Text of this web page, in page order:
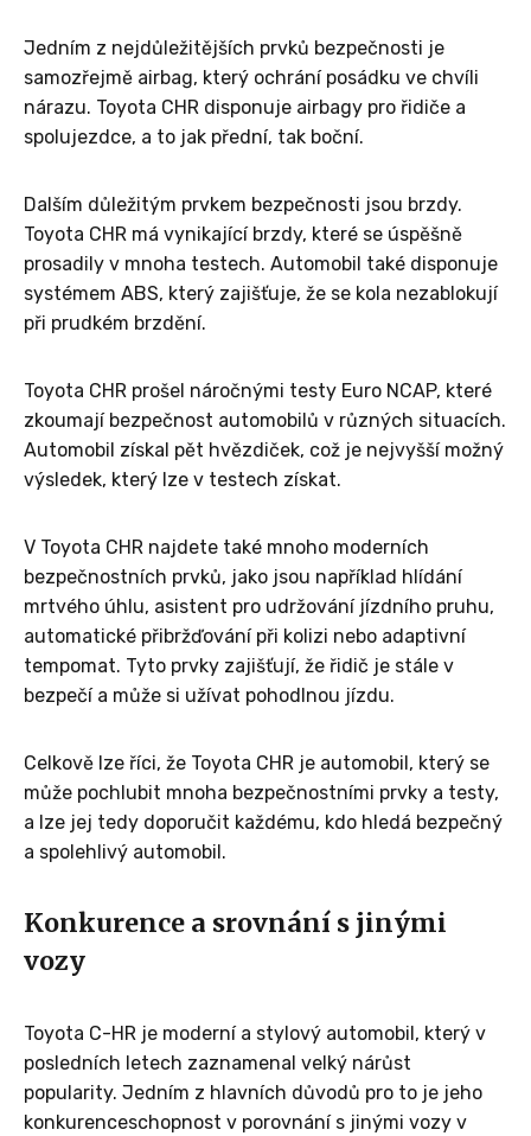
Jedním z nejdůležitějších prvků bezpečnosti je
samozřejmě airbag, který ochrání posádku ve chvíli
nárazu. Toyota CHR disponuje airbagy pro řidiče a
spolujezdce, a to jak přední, tak boční.
Dalším důležitým prvkem bezpečnosti jsou brzdy.
Toyota CHR má vynikající brzdy, které se úspěšně
prosadily v mnoha testech. Automobil také disponuje
systémem ABS, který zajišťuje, že se kola nezablokují
při prudkém brzdění.
Toyota CHR prošel náročnými testy Euro NCAP, které
zkoumají bezpečnost automobilů v různých situacích.
Automobil získal pět hvězdiček, což je nejvyšší možný
výsledek, který lze v testech získat.
V Toyota CHR najdete také mnoho moderních
bezpečnostních prvků, jako jsou například hlídání
mrtvého úhlu, asistent pro udržování jízdního pruhu,
automatické přibržďování při kolizi nebo adaptivní
tempomat. Tyto prvky zajišťují, že řidič je stále v
bezpečí a může si užívat pohodlnou jízdu.
Celkově lze říci, že Toyota CHR je automobil, který se
může pochlubit mnoha bezpečnostními prvky a testy,
a lze jej tedy doporučit každému, kdo hledá bezpečný
a spolehlivý automobil.
Konkurence a srovnání s jinými
vozy
Toyota C-HR je moderní a stylový automobil, který v
posledních letech zaznamenal velký nárůst
popularity. Jedním z hlavních důvodů pro to je jeho
konkurenceschopnost v porovnání s jinými vozy v